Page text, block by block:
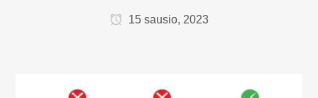
15 sausio, 2023